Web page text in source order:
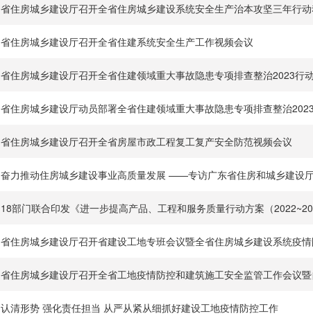
省住房城乡建设厅召开全省住房城乡建设系统安全生产治本攻坚三年行
省住房城乡建设厅召开全省住建系统安全生产工作视频会议
省住房城乡建设厅召开全省住建领域重大事故隐患专项排查整治2023行
省住房城乡建设厅动员部署全省住建领域重大事故隐患专项排查整治
省住房城乡建设厅召开全省房屋市政工程复工复产安全防范视频会议
奋力推动住房城乡建设事业高质量发展 ——专访广东省住房和城乡建设
省住房城乡建设厅召开省建设工地专班会议暨全省住房城乡建设系统疫
省住房城乡建设厅召开全省工地疫情防控和建筑施工安全监管工作会议
认清形势 强化责任担当 从严从紧从细抓好建设工地疫情防控工作